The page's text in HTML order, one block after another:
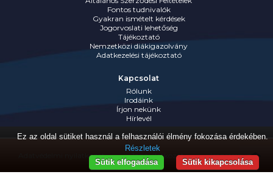
Fontos tudnivalók
Gyakran ismételt kérdések
Jogorvoslati lehetőség
Tájékoztató
Nemzetközi diákigazolvány
Adatkezelési tájékoztató
Kapcsolat
Rólunk
Irodáink
Írjon nekünk
Hírlevél
Adatvédelmi nyilatkozat Jognyilatkozat Impresszum
Ez az oldal sütiket használ a felhasználói élmény fokozása érdekében.
Részletek
Sütik kikapcsolása
Sütik elfogadása